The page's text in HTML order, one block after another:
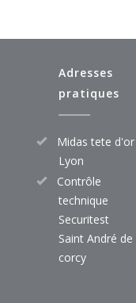
Adresses
pratiques
Midas tete d'or
Lyon
Contrôle
technique
Securitest
Saint André de
corcy